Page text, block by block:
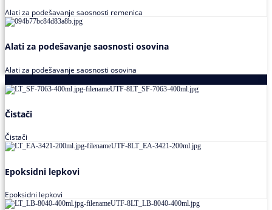
Alati za podešavanje saosnosti remenica
Alati za podešavanje saosnosti osovina
Alati za podešavanje saosnosti osovina
Čistači
Čistači
Epoksidni lepkovi
Epoksidni lepkovi